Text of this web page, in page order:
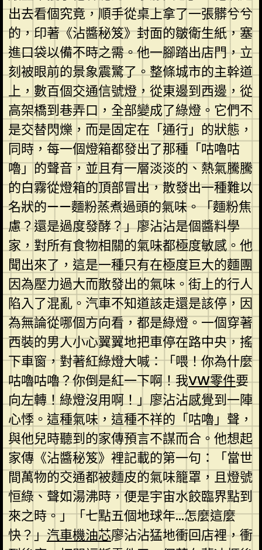
出去看個究竟，順手從桌上拿了一張髒兮兮
的，印著《沾醬秘笈》封面的皺衛生紙，塞
進口袋以備不時之需。他一腳踏出店門，立
刻被眼前的景象震驚了。整條城市的主幹道
上，數百個交通信號燈，從東邊到西邊，從
高架橋到巷弄口，全部變成了綠燈。它們不
是交替閃爍，而是固定在「通行」的狀態，
同時，每一個燈箱都發出了那種「咕嚕咕
嚕」的聲音，並且有一層淡淡的、熱氣騰騰
的白霧從燈箱的頂部冒出，散發出一種難以
名狀的——麵粉蒸煮過頭的氣味。「麵粉焦
慮？還是過度發酵？」廖沾沾是個醬料學
家，對所有食物相關的氣味都極度敏感。他
聞出來了，這是一種只有在極度巨大的麵團
因為壓力過大而散發出的氣味。街上的行人
陷入了混亂。汽車不知道該走還是該停，因
為無論從哪個方向看，都是綠燈。一個穿著
西裝的男人小心翼翼地把車停在路中央，搖
下車窗，對著紅綠燈大喊：「喂！你為什麼
咕嚕咕嚕？你倒是紅一下啊！我VW零件要
向左轉！綠燈沒用啊！」廖沾沾感覺到一陣
心悸。這種氣味，這種不祥的「咕嚕」聲，
與他兒時聽到的家傳預言不謀而合。他想起
家傳《沾醬秘笈》裡記載的第一句：「當世
間萬物的交通都被麵皮的氣味籠罩，且燈號
恒綠、聲如湯沸時，便是宇宙水餃臨界點到
來之時。」「七點五個地球年…怎麼這麼
快？」汽車機油芯廖沾沾猛地衝回店裡，衝